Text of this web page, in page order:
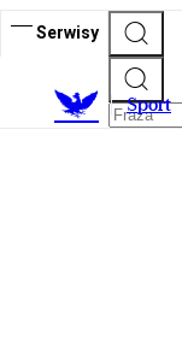
Serwisy
Sport